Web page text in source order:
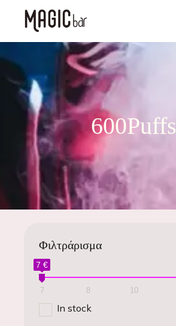
600Puffs
Φιλτράρισμα
7 €
7 8 10
In stock